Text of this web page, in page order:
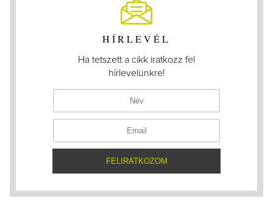
HÍRLEVÉL
Ha tetszett a cikk iratkozz fel
hírlevelünkre!